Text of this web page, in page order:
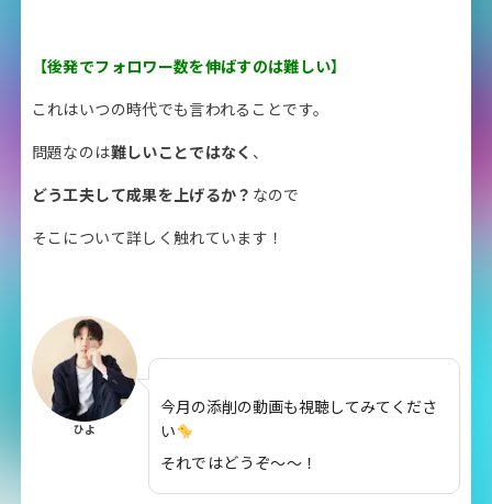
【後発でフォロワー数を伸ばすのは難しい】
これはいつの時代でも言われることです。
問題なのは難しいことではなく 、
どう工夫して成果を上げるか？ なので
そこについて詳しく触れています！
ひよ
今月の添削の動画も視聴してみてくださ
い
それではどうぞ〜〜！